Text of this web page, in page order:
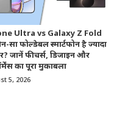
Ultra vs Galaxy Z Fold
सा फोल्डेबल स्मार्टफोन है ज्यादा
जानें फीचर्स, डिजाइन और
का पूरा मुकाबला
5, 2026